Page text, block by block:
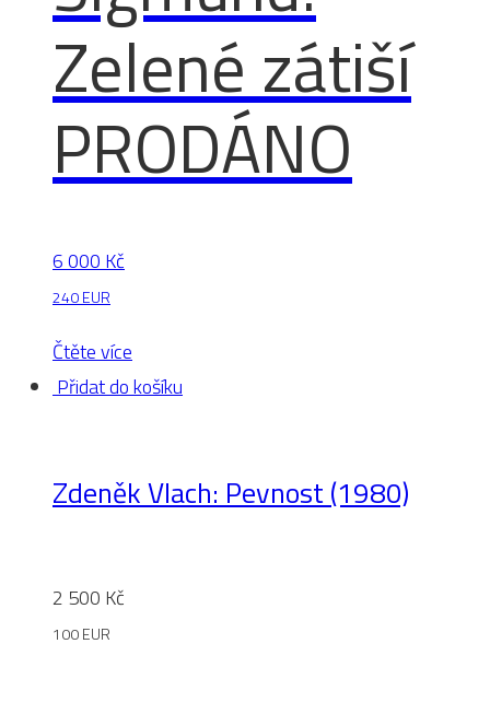
Zelené zátiší
PRODÁNO
6 000 Kč
240 EUR
Čtěte více
Přidat do košíku
Zdeněk Vlach: Pevnost (1980)
2 500 Kč
100 EUR